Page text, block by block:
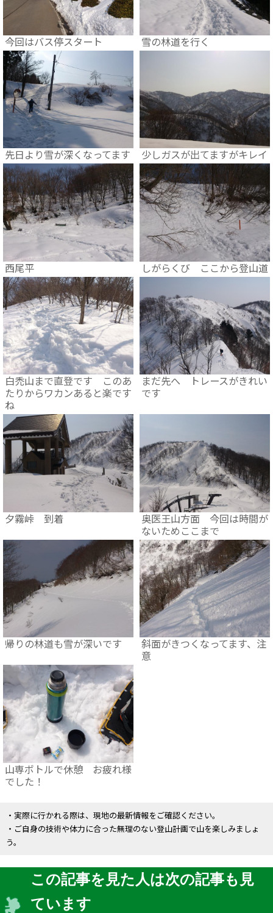
今回はバス停スタート 雪の林道を行く
先日より雪が深くなってます 少しガスが出てますがキレイ
西尾平 しがらくび ここから登山道
白禿山まで直登です このあ
たりからワカンあると楽です
ね
まだ先へ トレースがきれい
です
夕霧峠 到着
奥医王山方面 今回は時間が
ないためここまで
帰りの林道も雪が深いです
斜面がきつくなってます、注
意
山専ボトルで休憩 お疲れ様
でした！
・実際に行かれる際は、現地の最新情報をご確認ください。
・ご自身の技術や体力に合った無理のない登山計画で山を楽しみましょ
う。
この記事を見た人は次の記事も見
ています